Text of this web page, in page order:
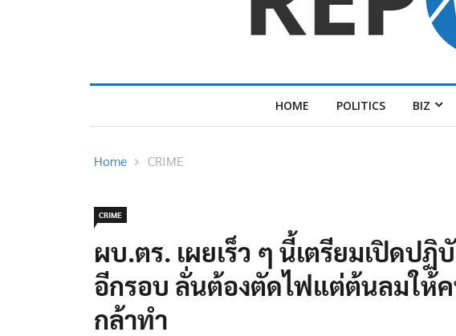
HOME POLITICS BIZ
Home CRIME
CRIME
ผบ.ตร. เผยเร็ว ๆ นี้เตรียมเปิดป
อีกรอบ ลั่นต้องตัดไฟแต่ต้นลมให้
กล้าทำ